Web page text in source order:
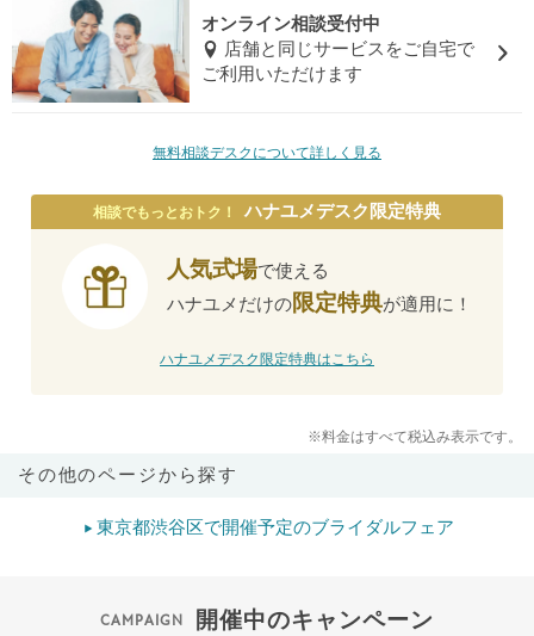
オンライン相談受付中
店舗と同じサービスをご自宅で
ご利用いただけます
無料相談デスクについて詳しく見る
相談でもっとおトク！ ハナユメデスク限定特典
人気式場で使える
ハナユメだけの限定特典が適用に！
ハナユメデスク限定特典はこちら
※料金はすべて税込み表示です。
その他のページから探す
東京都渋谷区で開催予定のブライダルフェア
開催中のキャンペーン